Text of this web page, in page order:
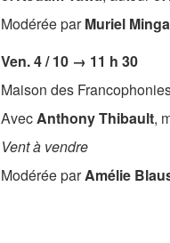
Modérée parMuriel
Ven. 4 / 10 → 11 h 30
Maison des
AvecAnthony Thibault,
Vent à vendre
Modérée parAmélie